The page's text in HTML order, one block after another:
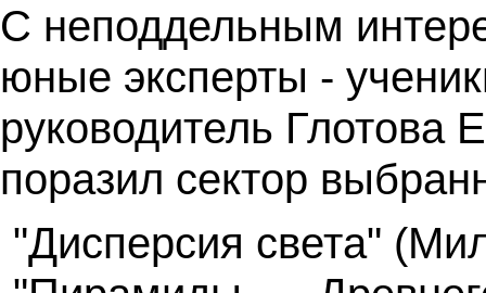
С неподдельным
юные эксперты -
руководитель Глотова
поразил сектор
"Дисперсия света"